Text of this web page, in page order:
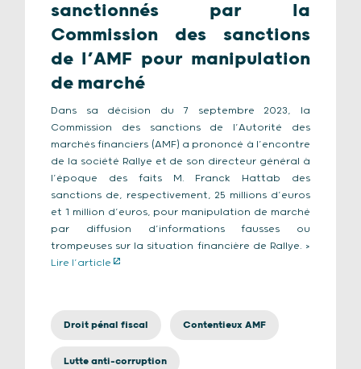
sanctionnés par la
Commission des sanctions
de l’AMF pour manipulation
de marché
Dans sa décision du 7 septembre 2023, la
Commission des sanctions de l’Autorité des
marchés financiers (AMF) a prononcé à l’encontre
de la société Rallye et de son directeur général à
l’époque des faits M. Franck Hattab des
sanctions de, respectivement, 25 millions d’euros
et 1 million d’euros, pour manipulation de marché
par diffusion d’informations fausses ou
trompeuses sur la situation financière de Rallye. >
Lire l’article
Droit pénal fiscal Contentieux AMF
Lutte anti-corruption